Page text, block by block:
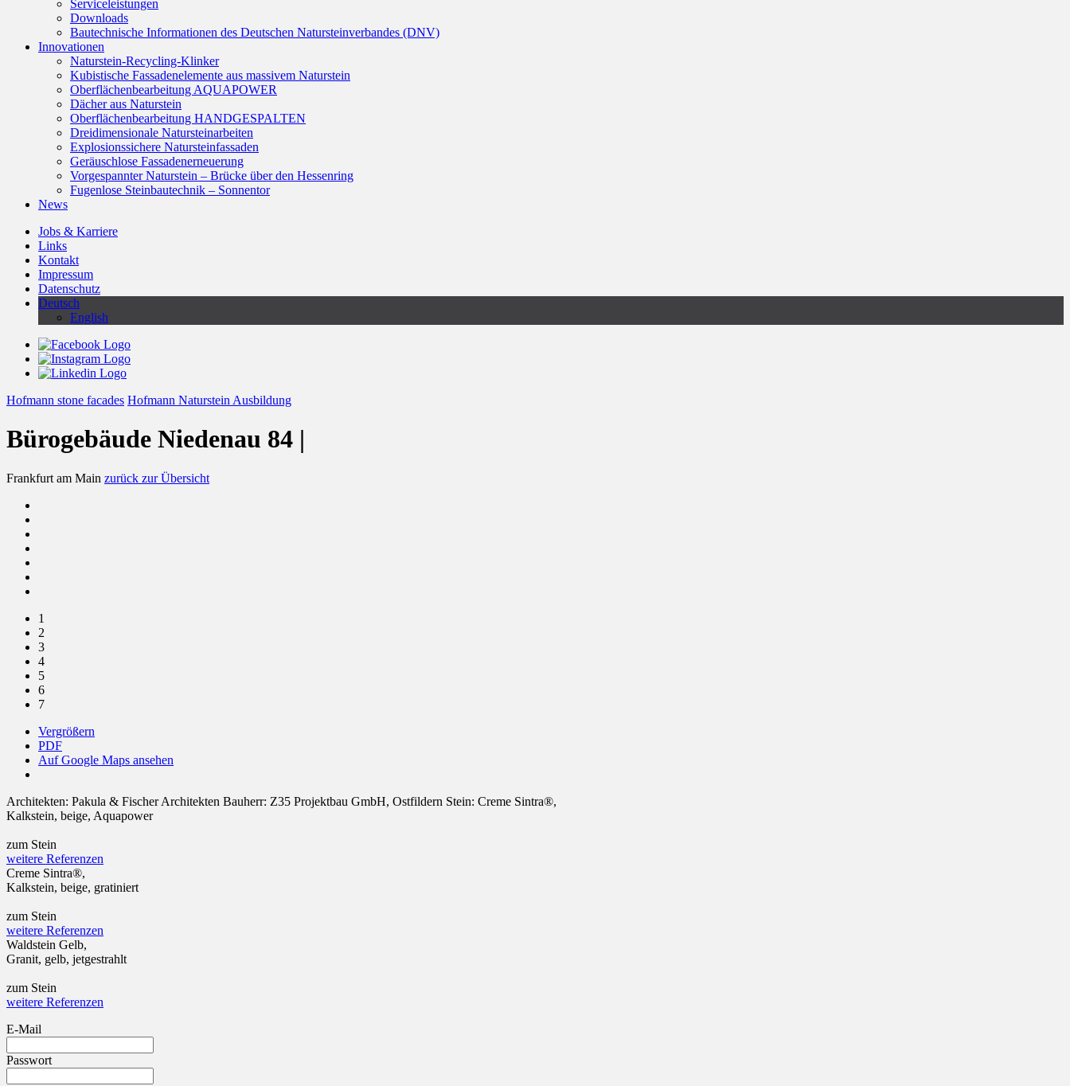
Serviceleistungen
Downloads
Bautechnische Informationen des Deutschen Natursteinverbandes (DNV)
Innovationen
Naturstein-Recycling-Klinker
Kubistische Fassadenelemente aus massivem Naturstein
Oberflächenbearbeitung AQUAPOWER
Dächer aus Naturstein
Oberflächenbearbeitung HANDGESPALTEN
Dreidimensionale Natursteinarbeiten
Explosionssichere Natursteinfassaden
Geräuschlose Fassadenerneuerung
Vorgespannter Naturstein – Brücke über den Hessenring
Fugenlose Steinbautechnik – Sonnentor
News
Jobs & Karriere
Links
Kontakt
Impressum
Datenschutz
Deutsch
English
Hofmann stone facades Hofmann Naturstein Ausbildung
Bürogebäude Niedenau 84 |
Frankfurt am Main zurück zur Übersicht
1
2
3
4
5
6
7
Vergrößern
PDF
Auf Google Maps ansehen
Architekten: Pakula & Fischer Architekten Bauherr: Z35 Projektbau GmbH, Ostfildern Stein: Creme Sintra®,
Kalkstein, beige, Aquapower
zum Stein
weitere Referenzen
Creme Sintra®,
Kalkstein, beige, gratiniert
zum Stein
weitere Referenzen
Waldstein Gelb,
Granit, gelb, jetgestrahlt
zum Stein
weitere Referenzen
E-Mail
Passwort